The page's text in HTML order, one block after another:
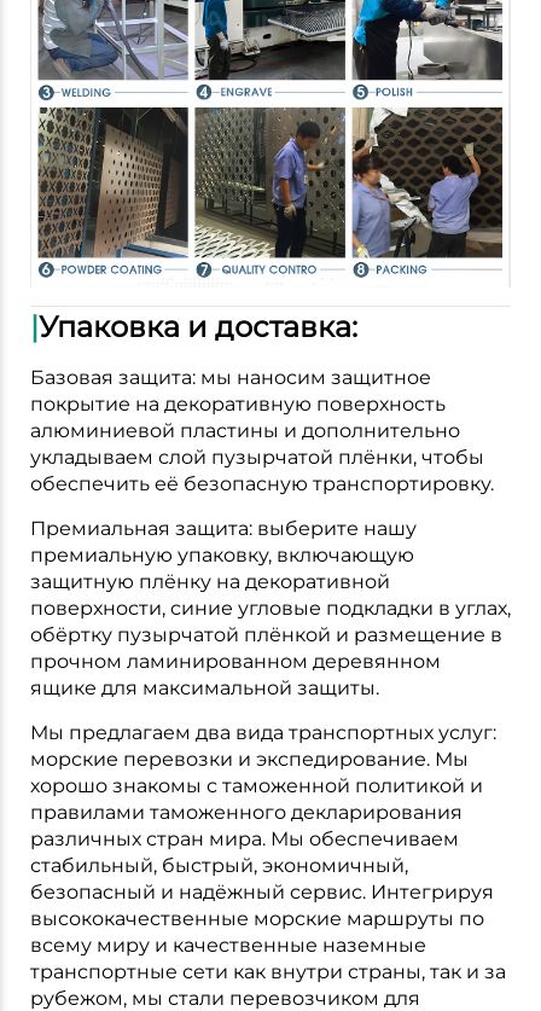
|Упаковка и доставка:
Базовая защита: мы наносим защитное
покрытие на декоративную поверхность
алюминиевой пластины и дополнительно
укладываем слой пузырчатой плёнки, чтобы
обеспечить её безопасную транспортировку.
Премиальная защита: выберите нашу
премиальную упаковку, включающую
защитную плёнку на декоративной
поверхности, синие угловые подкладки в углах,
обёртку пузырчатой плёнкой и размещение в
прочном ламинированном деревянном
ящике для максимальной защиты.
Мы предлагаем два вида транспортных услуг:
морские перевозки и экспедирование. Мы
хорошо знакомы с таможенной политикой и
правилами таможенного декларирования
различных стран мира. Мы обеспечиваем
стабильный, быстрый, экономичный,
безопасный и надёжный сервис. Интегрируя
высококачественные морские маршруты по
всему миру и качественные наземные
транспортные сети как внутри страны, так и за
рубежом, мы стали перевозчиком для